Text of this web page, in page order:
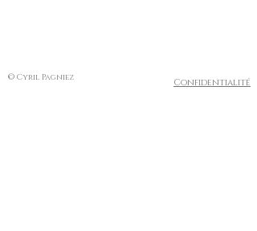
© Cyril Pagniez Confidentialité